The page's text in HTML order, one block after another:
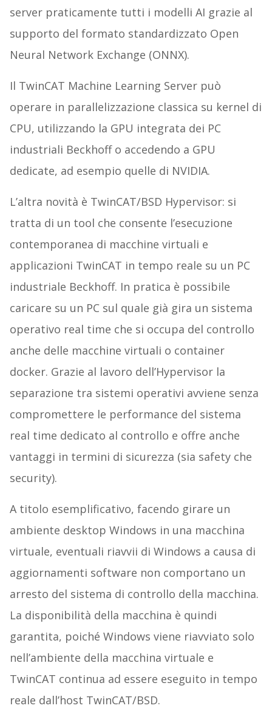
server praticamente tutti i modelli AI grazie al
supporto del formato standardizzato Open
Neural Network Exchange (ONNX).
Il TwinCAT Machine Learning Server può
operare in parallelizzazione classica su kernel di
CPU, utilizzando la GPU integrata dei PC
industriali Beckhoff o accedendo a GPU
dedicate, ad esempio quelle di NVIDIA.
L’altra novità è TwinCAT/BSD Hypervisor: si
tratta di un tool che consente l’esecuzione
contemporanea di macchine virtuali e
applicazioni TwinCAT in tempo reale su un PC
industriale Beckhoff. In pratica è possibile
caricare su un PC sul quale già gira un sistema
operativo real time che si occupa del controllo
anche delle macchine virtuali o container
docker. Grazie al lavoro dell’Hypervisor la
separazione tra sistemi operativi avviene senza
compromettere le performance del sistema
real time dedicato al controllo e offre anche
vantaggi in termini di sicurezza (sia safety che
security).
A titolo esemplificativo, facendo girare un
ambiente desktop Windows in una macchina
virtuale, eventuali riavvii di Windows a causa di
aggiornamenti software non comportano un
arresto del sistema di controllo della macchina.
La disponibilità della macchina è quindi
garantita, poiché Windows viene riavviato solo
nell’ambiente della macchina virtuale e
TwinCAT continua ad essere eseguito in tempo
reale dall’host TwinCAT/BSD.